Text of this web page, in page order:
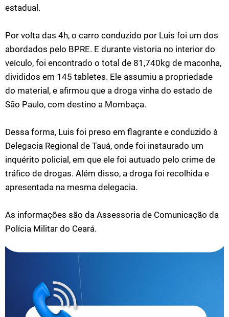
estadual.
Por volta das 4h, o carro conduzido por Luis foi um dos
abordados pelo BPRE. E durante vistoria no interior do
veículo, foi encontrado o total de 81,740kg de maconha,
divididos em 145 tabletes. Ele assumiu a propriedade
do material, e afirmou que a droga vinha do estado de
São Paulo, com destino a Mombaça.
Dessa forma, Luis foi preso em flagrante e conduzido à
Delegacia Regional de Tauá, onde foi instaurado um
inquérito policial, em que ele foi autuado pelo crime de
tráfico de drogas. Além disso, a droga foi recolhida e
apresentada na mesma delegacia.
As informações são da Assessoria de Comunicação da
Polícia Militar do Ceará.